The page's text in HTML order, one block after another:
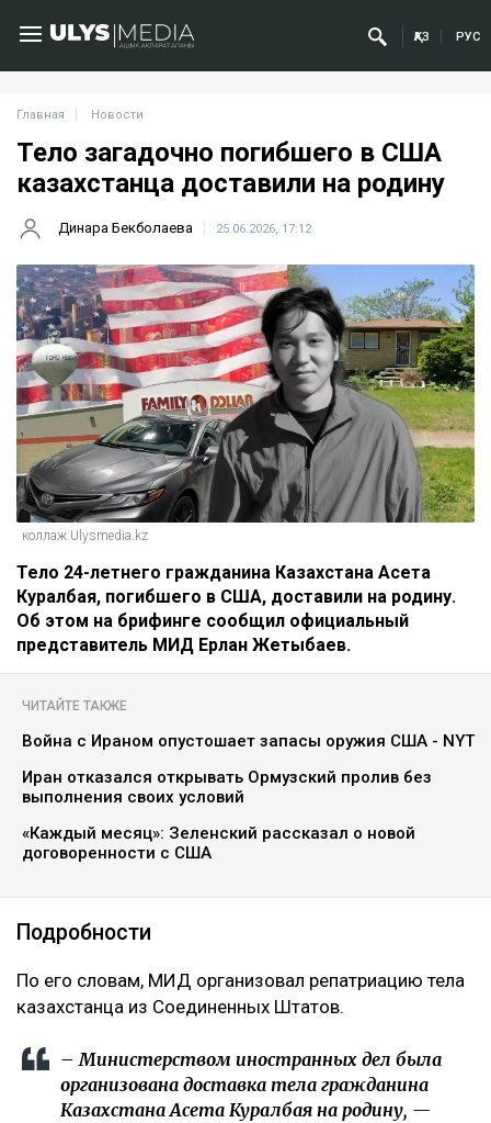
ҚАЗ РУС
Главная Новости
Тело загадочно погибшего в США
казахстанца доставили на родину
Динара Бекболаева 25.06.2026, 17:12
коллаж Ulysmedia.kz
Тело 24-летнего гражданина Казахстана Асета
Куралбая, погибшего в США, доставили на родину.
Об этом на брифинге сообщил официальный
представитель МИД Ерлан Жетыбаев.
ЧИТАЙТЕ ТАКЖЕ
Война с Ираном опустошает запасы оружия США - NYT
Иран отказался открывать Ормузский пролив без
выполнения своих условий
«Каждый месяц»: Зеленский рассказал о новой
договоренности с США
Подробности
По его словам, МИД организовал репатриацию тела
казахстанца из Соединенных Штатов.
– Министерством иностранных дел была
организована доставка тела гражданина
Казахстана Асета Куралбая на родину, —